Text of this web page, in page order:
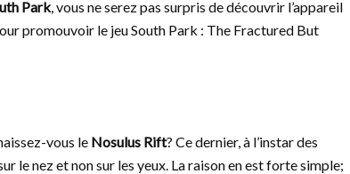
Park, vous ne serez pas surpris de découvrir l’appareil
promouvoir le jeu South Park : The Fractured But
vous le Nosulus Rift? Ce dernier, à l’instar des
le nez et non sur les yeux. La raison en est forte simple;